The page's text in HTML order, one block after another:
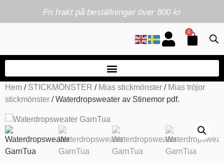
Fri frakt på beställningar över 800 kr
0
Hem / STICKMÖNSTER / Mias stickmönster / Mias tröjor
stickmönster / Waterdropsweater av Stinemor pdf.